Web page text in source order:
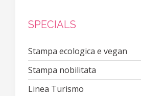
SPECIALS
Stampa ecologica e vegan
Stampa nobilitata
Linea Turismo